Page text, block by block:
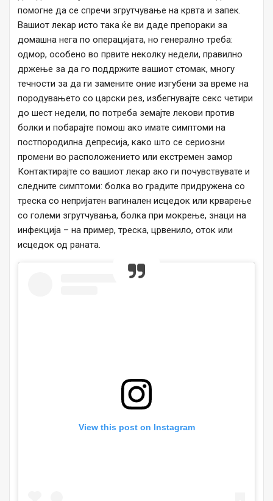
помогне да се спречи згрутчување на крвта и запек.
Вашиот лекар исто така ќе ви даде препораки за
домашна нега по операцијата, но генерално треба:
одмор, особено во првите неколку недели, правилно
држење за да го поддржите вашиот стомак, многу
течности за да ги замените оние изгубени за време на
породувањето со царски рез, избегнувајте секс четири
до шест недели, по потреба земајте лекови против
болки и побарајте помош ако имате симптоми на
постпородилна депресија, како што се сериозни
промени во расположението или екстремен замор
Контактирајте со вашиот лекар ако ги почувствувате и
следните симптоми: болка во градите придружена со
треска со непријатен вагинален исцедок или крварење
со големи згрутчувања, болка при мокрење, знаци на
инфекција – на пример, треска, црвенило, оток или
исцедок од раната.
View this post on Instagram